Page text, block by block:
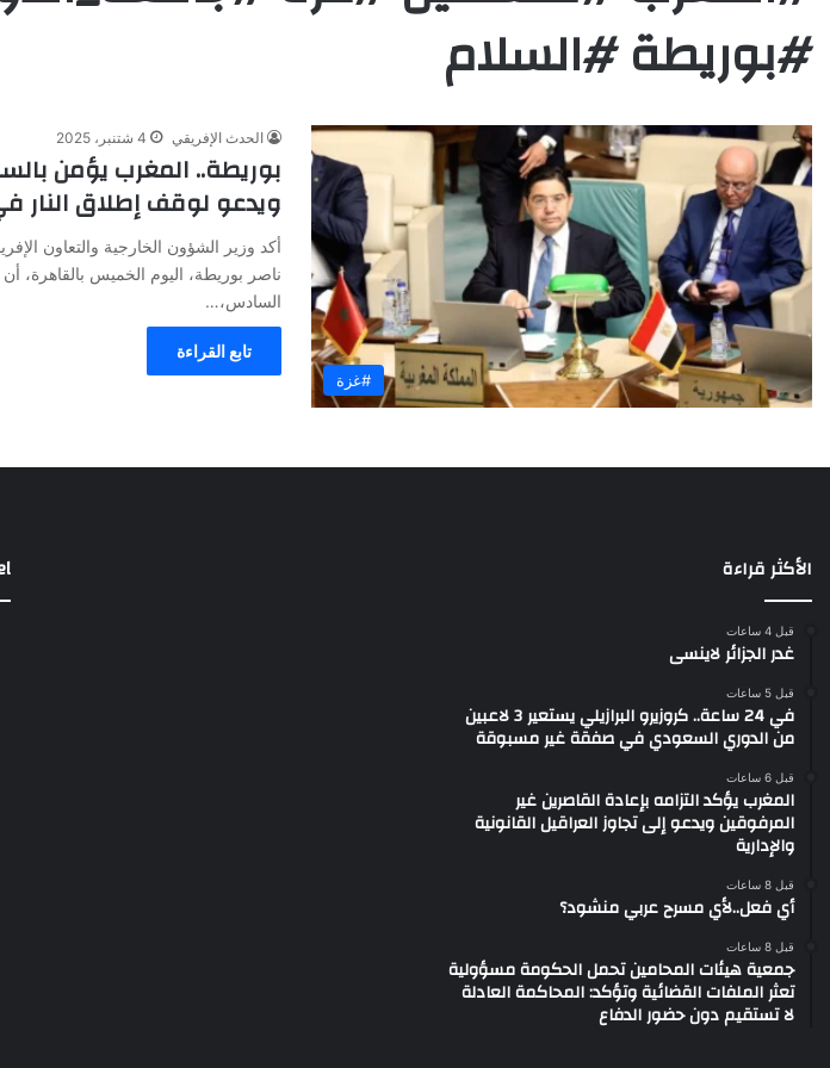
#بوريطة #السلام
#غزة
الحدث الإفريقي 4 شتنبر، 2025
بوريطة.. المغرب يؤمن
ويدعو لوقف إطلاق النار
أكد وزير الشؤون الخارجية والتعاون
ناصر بوريطة، اليوم الخميس بالقاهرة،
السادس،…
تابع القراءة
الأكثر قراءة
قبل 4 ساعات
غدر الجزائر لاينسى
قبل 5 ساعات
في 24 ساعة.. كروزيرو البرازيلي يستعير 3 لاعبين
من الدوري السعودي في صفقة غير مسبوقة
قبل 6 ساعات
المغرب يؤكد التزامه بإعادة القاصرين غير
المرفوقين ويدعو إلى تجاوز العراقيل القانونية
والإدارية
قبل 8 ساعات
أي فعل..لأي مسرح عربي منشود؟
قبل 8 ساعات
جمعية هيئات المحامين تحمل الحكومة مسؤولية
تعثر الملفات القضائية وتؤكد: المحاكمة العادلة
لا تستقيم دون حضور الدفاع